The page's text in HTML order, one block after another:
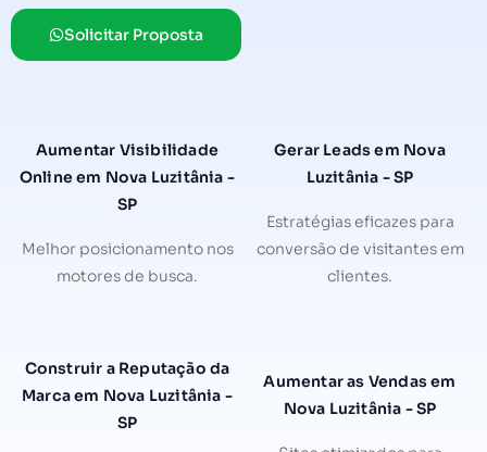
Solicitar Proposta
Aumentar Visibilidade
Online em Nova Luzitânia -
SP
Melhor posicionamento nos
motores de busca.
Gerar Leads em Nova
Luzitânia - SP
Estratégias eficazes para
conversão de visitantes em
clientes.
Construir a Reputação da
Marca em Nova Luzitânia -
SP
Aumentar as Vendas em
Nova Luzitânia - SP